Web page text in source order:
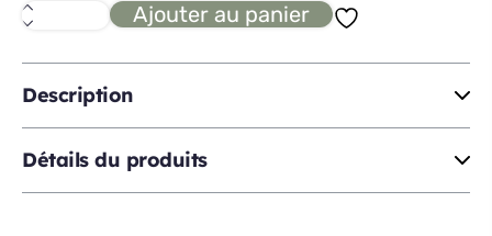
quantité
de
2
organiseur
4
compartiments
Ajouter au panier
Description
Détails du produits